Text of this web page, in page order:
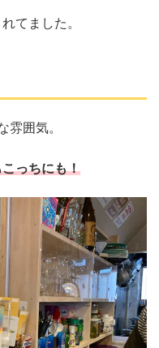
てました。
雰囲気。
っちにも！